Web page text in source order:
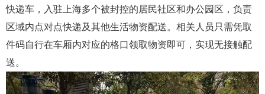
快递车，入驻上海多个被封控的居民社区和办公园区，负责
区域内点对点快递及其他生活物资配送。相关人员只需凭取
件码自行在车厢内对应的格口领取物资即可，实现无接触配
送。